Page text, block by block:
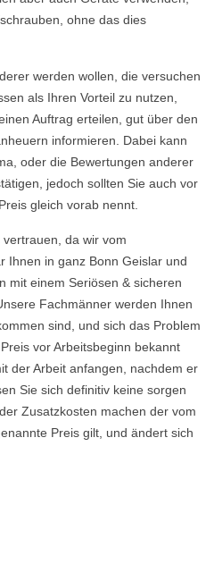
ohne das dies
werden wollen, die versuchen
als Ihren Vorteil zu nutzen,
Auftrag erteilen, gut über den
informieren. Dabei kann
oder die Bewertungen anderer
jedoch sollten Sie auch vor
gleich vorab nennt.
da wir vom
Ihnen in ganz Bonn Geislar und
mit einem Seriösen & sicheren
Fachmänner werden Ihnen
sind, und sich das Problem
vor Arbeitsbeginn bekannt
der Arbeit anfangen, nachdem er
Sie sich definitiv keine sorgen
Zusatzkosten machen der vom
Preis gilt, und ändert sich